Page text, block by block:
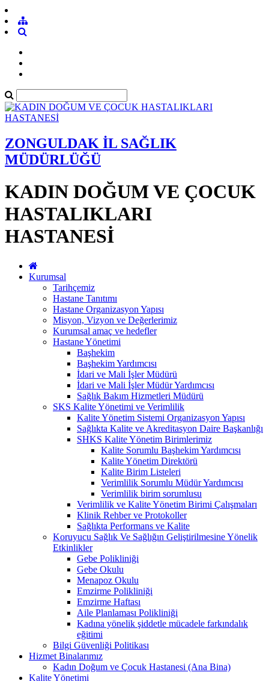
ZONGULDAK İL SAĞLIK
MÜDÜRLÜĞÜ
KADIN DOĞUM VE ÇOCUK
HASTALIKLARI
HASTANESİ
Kurumsal
Tarihçemiz
Hastane Tanıtımı
Hastane Organizasyon Yapısı
Misyon, Vizyon ve Değerlerimiz
Kurumsal amaç ve hedefler
Hastane Yönetimi
Başhekim
Başhekim Yardımcısı
İdari ve Mali İşler Müdürü
İdari ve Mali İşler Müdür Yardımcısı
Sağlık Bakım Hizmetleri Müdürü
SKS Kalite Yönetimi ve Verimlilik
Kalite Yönetim Sistemi Organizasyon Yapısı
Sağlıkta Kalite ve Akreditasyon Daire Başkanlığı
SHKS Kalite Yönetim Birimlerimiz
Kalite Sorumlu Başhekim Yardımcısı
Kalite Yönetim Direktörü
Kalite Birim Listeleri
Verimlilik Sorumlu Müdür Yardımcısı
Verimlilik birim sorumlusu
Verimlilik ve Kalite Yönetim Birimi Çalışmaları
Klinik Rehber ve Protokoller
Sağlıkta Performans ve Kalite
Koruyucu Sağlık Ve Sağlığın Geliştirilmesine Yönelik
Etkinlikler
Gebe Polikliniği
Gebe Okulu
Menapoz Okulu
Emzirme Polikliniği
Emzirme Haftası
Aile Planlaması Polikliniği
Kadına yönelik şiddetle mücadele farkındalık
eğitimi
Bilgi Güvenliği Politikası
Hizmet Binalarımız
Kadın Doğum ve Çocuk Hastanesi (Ana Bina)
Kalite Yönetimi